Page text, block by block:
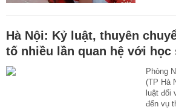
Hà Nội: Kỷ luật, thuyên
tố nhiều lần quan hệ với học
Phòng
(TP Hà
luật đối
đến vụ